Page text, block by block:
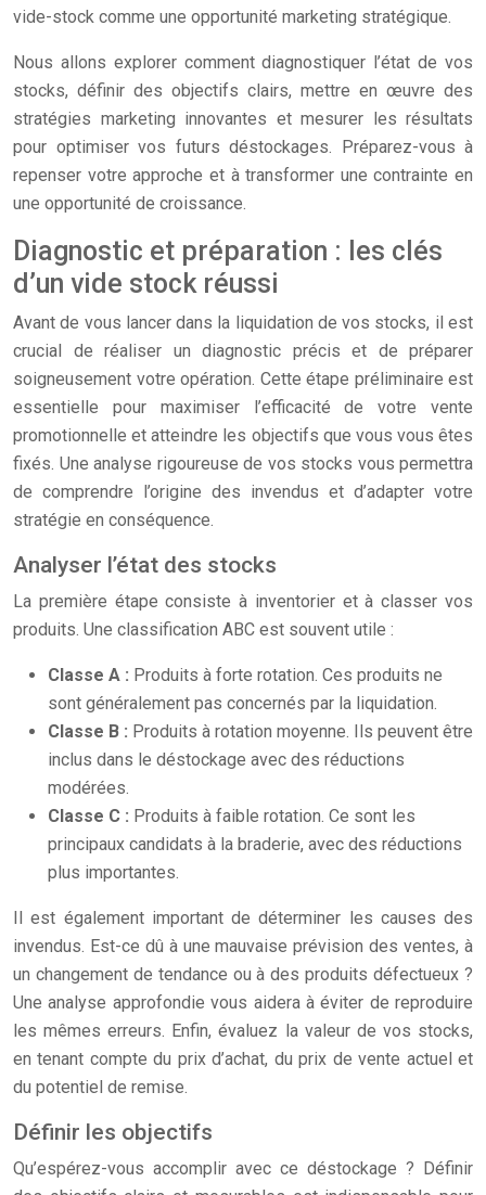
vide-stock comme une opportunité marketing stratégique.
Nous allons explorer comment diagnostiquer l’état de vos
stocks, définir des objectifs clairs, mettre en œuvre des
stratégies marketing innovantes et mesurer les résultats
pour optimiser vos futurs déstockages. Préparez-vous à
repenser votre approche et à transformer une contrainte en
une opportunité de croissance.
Diagnostic et préparation : les clés
d’un vide stock réussi
Avant de vous lancer dans la liquidation de vos stocks, il est
crucial de réaliser un diagnostic précis et de préparer
soigneusement votre opération. Cette étape préliminaire est
essentielle pour maximiser l’efficacité de votre vente
promotionnelle et atteindre les objectifs que vous vous êtes
fixés. Une analyse rigoureuse de vos stocks vous permettra
de comprendre l’origine des invendus et d’adapter votre
stratégie en conséquence.
Analyser l’état des stocks
La première étape consiste à inventorier et à classer vos
produits. Une classification ABC est souvent utile :
Classe A : Produits à forte rotation. Ces produits ne
sont généralement pas concernés par la liquidation.
Classe B : Produits à rotation moyenne. Ils peuvent être
inclus dans le déstockage avec des réductions
modérées.
Classe C : Produits à faible rotation. Ce sont les
principaux candidats à la braderie, avec des réductions
plus importantes.
Il est également important de déterminer les causes des
invendus. Est-ce dû à une mauvaise prévision des ventes, à
un changement de tendance ou à des produits défectueux ?
Une analyse approfondie vous aidera à éviter de reproduire
les mêmes erreurs. Enfin, évaluez la valeur de vos stocks,
en tenant compte du prix d’achat, du prix de vente actuel et
du potentiel de remise.
Définir les objectifs
Qu’espérez-vous accomplir avec ce déstockage ? Définir